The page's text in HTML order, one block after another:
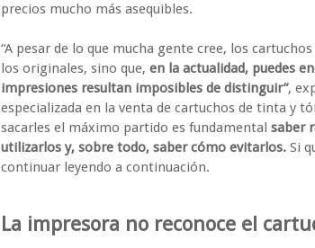
precios mucho más asequibles.
“A pesar de lo que mucha gente cree, los
los originales, sino que, en la actualidad, puedes
impresiones resultan imposibles de distinguir”,
especializada en la venta de cartuchos de tinta y
sacarles el máximo partido es fundamental saber
utilizarlos y, sobre todo, saber cómo evitarlos. Si
continuar leyendo a continuación.
La impresora no reconoce el